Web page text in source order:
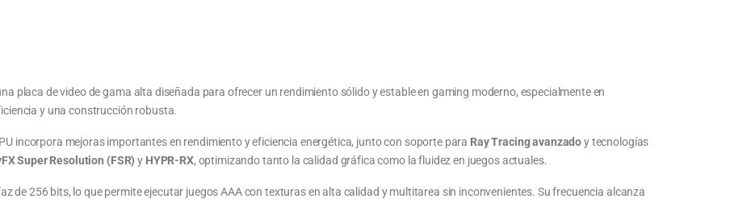
placa de video de gama alta diseñada para ofrecer un rendimiento sólido y estable en gaming moderno, especialmente en
y una construcción robusta.
incorpora mejoras importantes en rendimiento y eficiencia energética, junto con soporte para Ray Tracing avanzadoy tecnologías
Super Resolution (FSR) y HYPR-RX, optimizando tanto la calidad gráfica como la fluidez en juegos actuales.
de 256 bits, lo que permite ejecutar juegos AAA con texturas en alta calidad y multitarea sin inconvenientes. Su frecuencia alcanza